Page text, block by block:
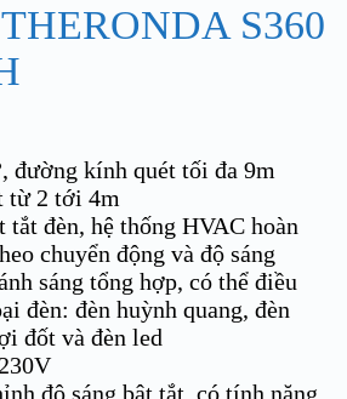
S360
đường kính quét tối đa 9m
từ 2 tới 4m
đèn, hệ thống HVAC hoàn
chuyển động và độ sáng
sáng tổng hợp, có thể điều
đèn: đèn huỳnh quang, đèn
đốt và đèn led
độ sáng bật tắt, có tính năng